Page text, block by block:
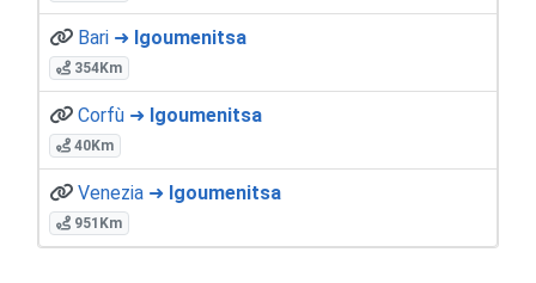
Bari ➜ Igoumenitsa
354Km
Corfù ➜ Igoumenitsa
40Km
Venezia ➜ Igoumenitsa
951Km